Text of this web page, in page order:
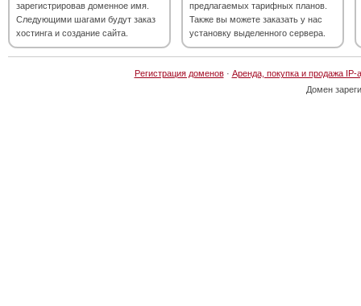
зарегистрировав доменное имя.
Следующими шагами будут заказ
хостинга и создание сайта.
предлагаемых тарифных планов.
Также вы можете заказать у нас
установку выделенного сервера.
Регистрация доменов· Аренда, покупка и продажа IP-
Домен